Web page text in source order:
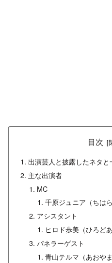
目次
出演芸人と披露したネタと
主な出演者
MC
千原ジュニア（ちは
アシスタント
ヒロド歩美（ひろどあ
パネラーゲスト
青山テルマ（あおや